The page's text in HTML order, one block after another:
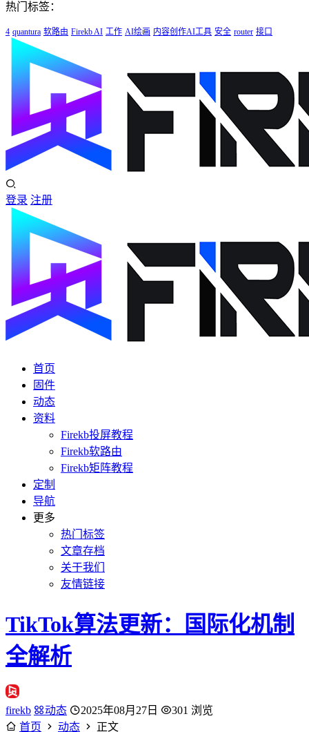
热门标签：
4 quantura 软路由 Firekb AI 工作 AI绘画 内容创作AI工具 安全 router 接口
登录 注册
首页
固件
动态
资料
Firekb投屏教程
Firekb软路由
Firekb矩阵教程
定制
导航
更多
热门标签
文章存档
关于我们
友情链接
TikTok算法更新：国际化机制
全解析
firekb 动态 2025年08月27日
301 浏览
首页
动态
正文